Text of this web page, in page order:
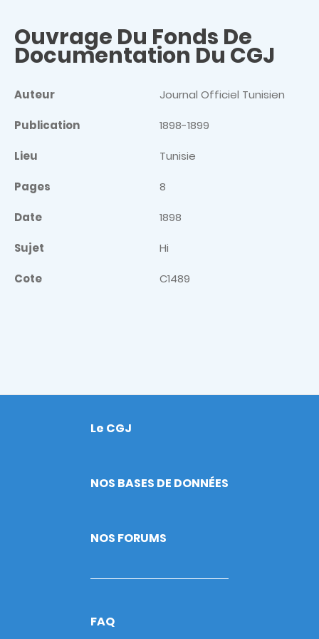
Ouvrage Du Fonds De
Documentation Du CGJ
Auteur Journal Officiel Tunisien
Publication 1898-1899
Lieu Tunisie
Pages 8
Date 1898
Sujet Hi
Cote C1489
Footer
Le CGJ
NOS BASES DE DONNÉES
NOS FORUMS
FAQ